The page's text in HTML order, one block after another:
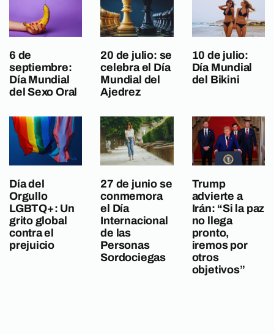
6 de
septiembre:
Día Mundial
del Sexo Oral
20 de julio: se
celebra el Día
Mundial del
Ajedrez
10 de julio:
Día Mundial
del Bikini
Día del
Orgullo
LGBTQ+: Un
grito global
contra el
prejuicio
27 de junio se
conmemora
el Día
Internacional
de las
Personas
Sordociegas
Trump
advierte a
Irán: “Si la paz
no llega
pronto,
iremos por
otros
objetivos”